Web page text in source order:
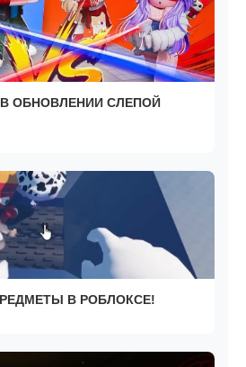
ОБНОВЛЕНИИ СЛЕПОЙ
В РОБЛОКСЕ!